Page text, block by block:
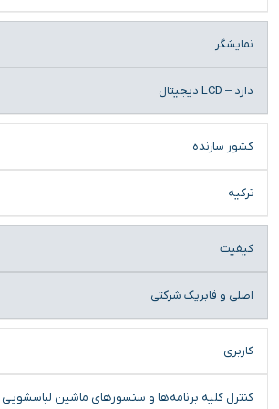
نمایشگر
دارد – LCD دیجیتال
کشور سازنده
ترکیه
کیفیت
اصلی و فابریک شرکتی
کاربری
کنترل کلیه برنامه‌ها و سنسورهای ماشین لباسشویی